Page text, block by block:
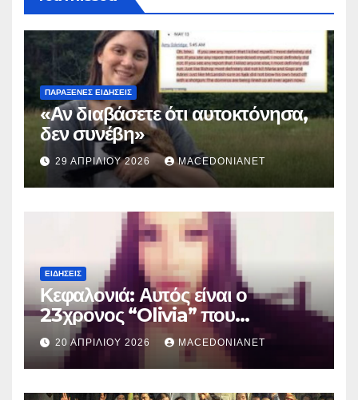
ΠΑΡΆΞΕΝΕΣ ΕΙΔΉΣΕΙΣ
«Αν διαβάσετε ότι αυτοκτόνησα,
δεν συνέβη»
29 ΑΠΡΙΛΊΟΥ 2026 MACEDONIANET
ΕΙΔΉΣΕΙΣ
Κεφαλονιά: Αυτός είναι ο
23χρονος “Olivia” που
κατηγορείται για τον θάνατο της
Μυρτούς
20 ΑΠΡΙΛΊΟΥ 2026 MACEDONIANET